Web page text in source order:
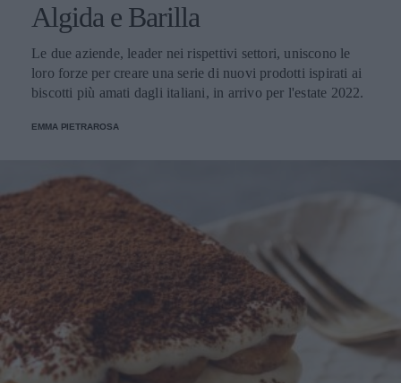
Algida e Barilla
Le due aziende, leader nei rispettivi settori, uniscono le
loro forze per creare una serie di nuovi prodotti ispirati ai
biscotti più amati dagli italiani, in arrivo per l'estate 2022.
EMMA PIETRAROSA